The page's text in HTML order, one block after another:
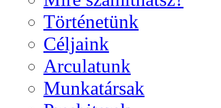
Történetünk
Céljaink
Arculatunk
Munkatársak